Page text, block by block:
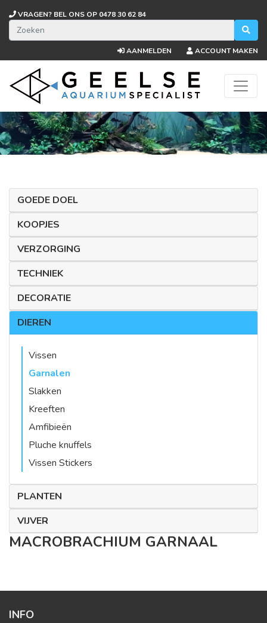
VRAGEN? BEL ONS OP 0478 30 62 84
AANMELDEN ACCOUNT MAKEN
GOEDE DOEL
KOOPJES
VERZORGING
TECHNIEK
DECORATIE
DIEREN
Vissen
Garnalen
Slakken
Kreeften
Amfibieën
Pluche knuffels
Vissen Stickers
PLANTEN
VIJVER
MACROBRACHIUM GARNAAL
INFO